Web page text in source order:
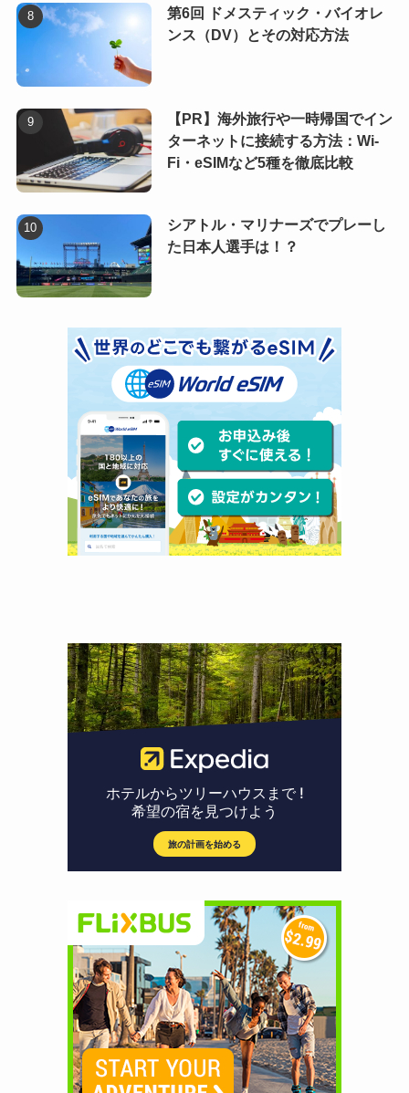
第6回 ドメスティック・バイオレ
ンス（DV）とその対応方法
【PR】海外旅行や一時帰国でイン
ターネットに接続する方法：Wi-
Fi・eSIMなど5種を徹底比較
シアトル・マリナーズでプレーし
た日本人選手は！？